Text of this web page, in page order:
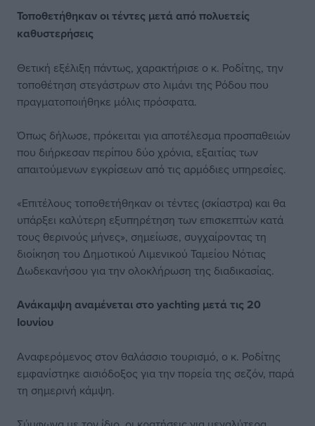
Τοποθετήθηκαν οι τέντες μετά απόπολυετείς
καθυστερήσεις
Θετική εξέλιξη πάντως, χαρακτήρισε ο κ. Ροδίτης, την
τοποθέτηση στεγάστρων στο λιμάνι της Ρόδου που
πραγματοποιήθηκε μόλις πρόσφατα.
Όπως δήλωσε, πρόκειται για αποτέλεσμα προσπαθειών
που διήρκεσαν περίπου δύο χρόνια, εξαιτίας των
απαιτούμενων εγκρίσεων από τις αρμόδιες υπηρεσίες.
«Επιτέλους τοποθετήθηκαν οι τέντες (σκίαστρα) και θα
υπάρξει καλύτερη εξυπηρέτηση των επισκεπτών κατά
τους θερινούς μήνες», σημείωσε, συγχαίροντας τη
διοίκηση του Δημοτικού Λιμενικού Ταμείου Νότιας
Δωδεκανήσου για την ολοκλήρωση της διαδικασίας.
Ανάκαμψη αναμένεται στο yachting μετά τις 20
Ιουνίου
Αναφερόμενος στον θαλάσσιο τουρισμό, ο κ. Ροδίτης
εμφανίστηκε αισιόδοξος για την πορεία της σεζόν, παρά
τη σημερινή κάμψη.